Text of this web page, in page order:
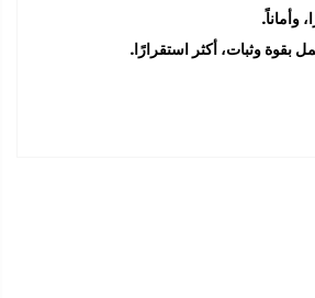
وأماناً.
بقوة وثبات، أكثر استقرارًا.